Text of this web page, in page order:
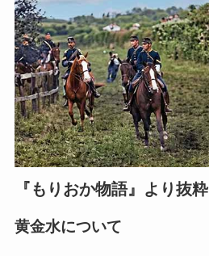
『もりおか物語』より抜粋
黄金水について